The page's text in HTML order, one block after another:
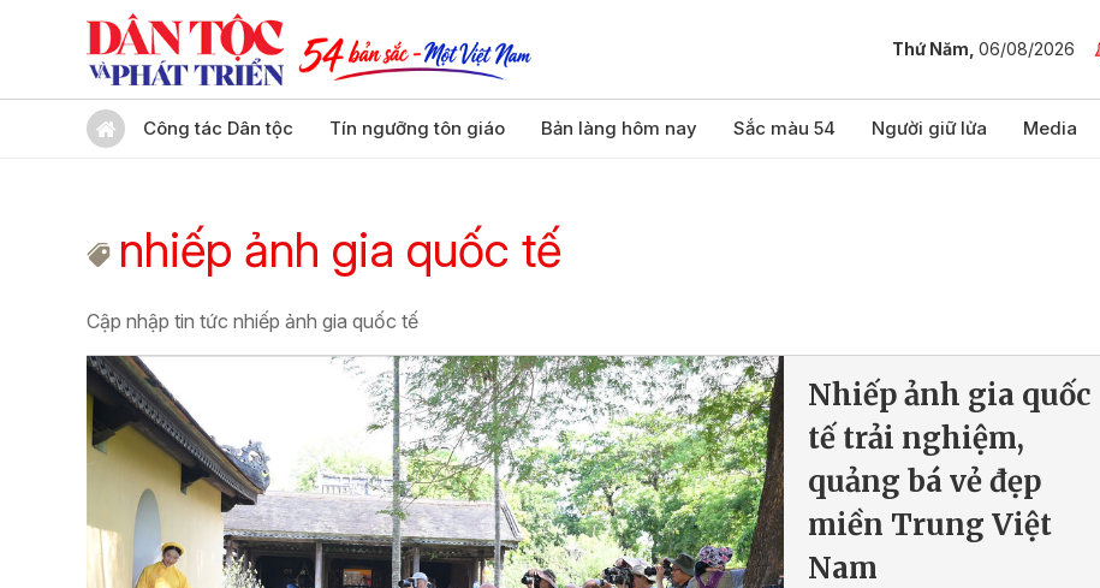
Thứ Năm, 06/08/2026
Công tác Dân tộc Tín ngưỡng tôn giáo Bản làng hôm nay Sắc màu 54 Người giữ lửa Media
nhiếp ảnh gia quốc tế
Cập nhập tin tức nhiếp ảnh gia quốc tế
Nhiếp ảnh gia quốc
tế trải nghiệm,
quảng bá vẻ đẹp
miền Trung Việt
Nam